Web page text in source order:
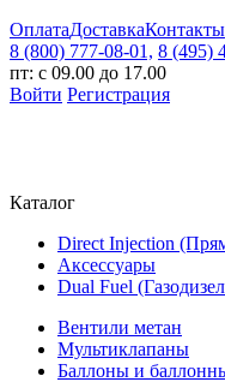
ОплатаДоставкаКонтакты
8 (800) 777-08-01, 8 (495)
пт: с 09.00 до 17.00
Войти Регистрация
Каталог
Direct Injection
Аксессуары
Dual Fuel
Вентили метан
Мультиклапаны
Баллоны и